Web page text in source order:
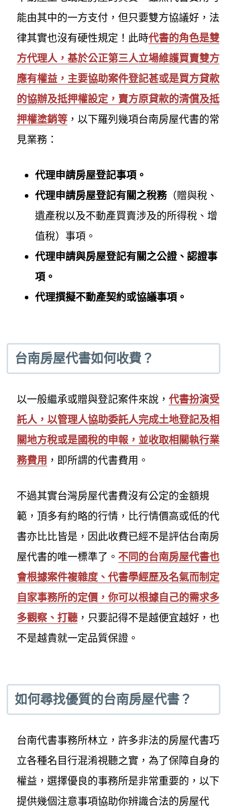
能由其中的一方支付，但只要雙方協議好，法
律其實也沒有硬性規定！此時代書的角色是雙
方代理人，基於公正第三人立場維護買賣雙方
應有權益，主要協助案件登記甚或是買方貸款
的協辦及抵押權設定，賣方原貸款的清償及抵
押權塗銷等 ，以下羅列幾項台南房屋代書的常
見業務：
代理申請房屋登記事項。
代理申請房屋登記有關之稅務（贈與稅、
遺產稅以及不動產買賣涉及的所得稅、增
值稅）事項。
代理申請與房屋登記有關之公證、認證事
項。
代理撰擬不動產契約或協議事項。
台南房屋代書如何收費？
以一般繼承或贈與登記案件來說，代書扮演受
託人，以管理人協助委託人完成土地登記及相
關地方稅或是國稅的申報，並收取相關執行業
務費用 ，即所謂的代書費用。
不過其實台灣房屋代書費沒有公定的金額規
範，頂多有約略的行情，比行情價高或低的代
書亦比比皆是，因此收費已經不是評估台南房
屋代書的唯一標準了。不同的台南房屋代書也
會根據案件複雜度、代書學經歷及名氣而制定
自家事務所的定價，你可以根據自己的需求多
多觀察、打聽 ，只要記得不是越便宜越好，也
不是越貴就一定品質保證。
如何尋找優質的台南房屋代書？
台南代書事務所林立，許多非法的房屋代書巧
立各種名目行混淆視聽之實，為了保障自身的
權益，選擇優良的事務所是非常重要的，以下
提供幾個注意事項協助你辨識合法的房屋代